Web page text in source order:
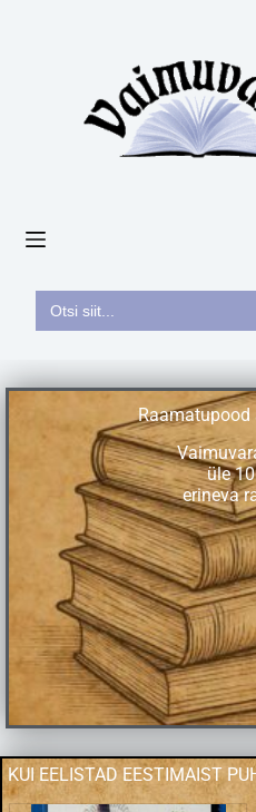
Search
for:
üle
erineva
KUI EELISTAD EESTIMAIST